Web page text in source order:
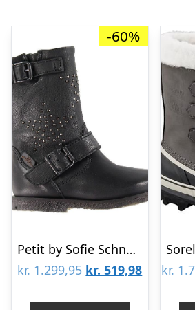
-60%
Petit by Sofie Schnoor Vinterstøvler – Sort m. Nitter
kr.1.299,95 Den
kr. 519,98Denkr.